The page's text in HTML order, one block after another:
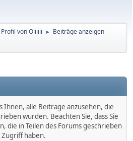
Profil von Oliiiii ► Beiträge anzeigen
Ihnen, alle Beiträge anzusehen, die
wurden. Beachten Sie, dass Sie
die in Teilen des Forums geschrieben
haben.